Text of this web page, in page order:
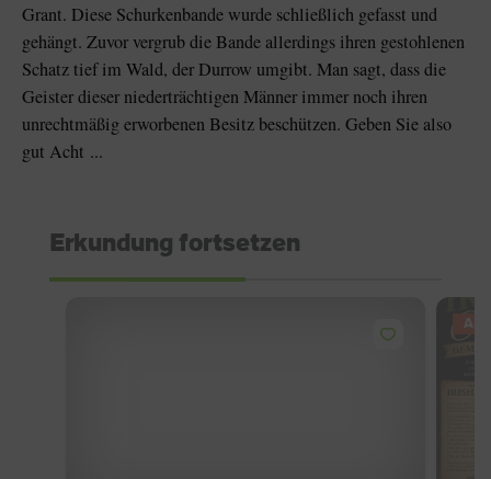
Grant. Diese Schurkenbande wurde schließlich gefasst und
gehängt. Zuvor vergrub die Bande allerdings ihren gestohlenen
Schatz tief im Wald, der Durrow umgibt. Man sagt, dass die
Geister dieser niederträchtigen Männer immer noch ihren
unrechtmäßig erworbenen Besitz beschützen. Geben Sie also
gut Acht ...
Erkundung fortsetzen